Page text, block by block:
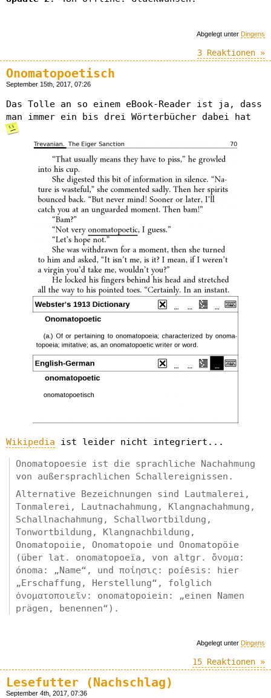
Abgelegt unter Dingens
3 Reaktionen »
Onomatopoetisch
September 15th, 2017, 07:26
Das Tolle an so einem eBook-Reader ist ja, dass
man immer ein bis drei Wörterbücher dabei hat
Wikipedia ist leider nicht integriert...
Onomatopoesie ist die sprachliche Nachahmung
von außersprachlichen Schallereignissen.
Alternative Bezeichnungen sind Lautmalerei,
Tonmalerei, Lautnachahmung, Klangnachahmung,
Schallnachahmung, Schallwortbildung,
Tonwortbildung, Klangnachbildung,
Onomatopoiie, Onomatopoie und Onomatopöie
(über lat. onomatopoeïa, von altgr. ὄνομα:
ónoma: „Name“, und ποίησις: poíēsis: hier
„Erschaffung, Herstellung“, folglich
ὀνοματοποιεῖν: onomatopoiein: „einen Namen
prägen, benennen“).
Abgelegt unter Dingens
15 Reaktionen »
Lesefutter (Nachschlag)
September 4th, 2017, 07:36